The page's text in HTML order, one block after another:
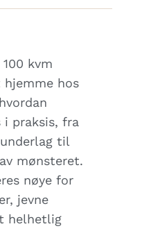
kvm
hos
praksis, fra
til
mønsteret.
nøye for
jevne
helhetlig